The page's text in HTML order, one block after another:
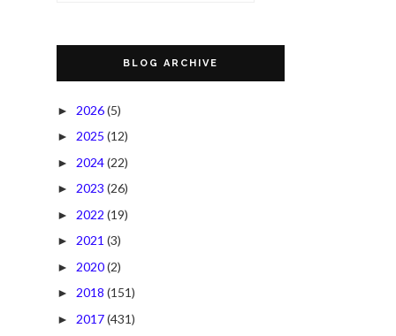
BLOG ARCHIVE
► 2026(5)
► 2025 (12)
► 2024(22)
► 2023 (26)
► 2022 (19)
► 2021 (3)
► 2020(2)
► 2018 (151)
► 2017(431)